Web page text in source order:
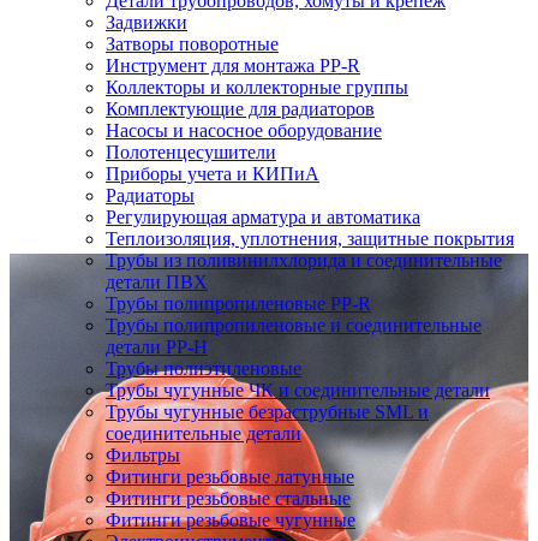
Задвижки
Затворы поворотные
Инструмент для монтажа PP-R
Коллекторы и коллекторные группы
Комплектующие для радиаторов
Насосы и насосное оборудование
Полотенцесушители
Приборы учета и КИПиА
Радиаторы
Регулирующая арматура и автоматика
Теплоизоляция, уплотнения, защитные покрытия
Трубы из поливинилхлорида и соединительные
детали ПВХ
Трубы полипропиленовые PP-R
Трубы полипропиленовые и соединительные
детали PP-H
Трубы полиэтиленовые
Трубы чугунные ЧК и соединительные детали
Трубы чугунные безраструбные SML и
соединительные детали
Фильтры
Фитинги резьбовые латунные
Фитинги резьбовые стальные
Фитинги резьбовые чугунные